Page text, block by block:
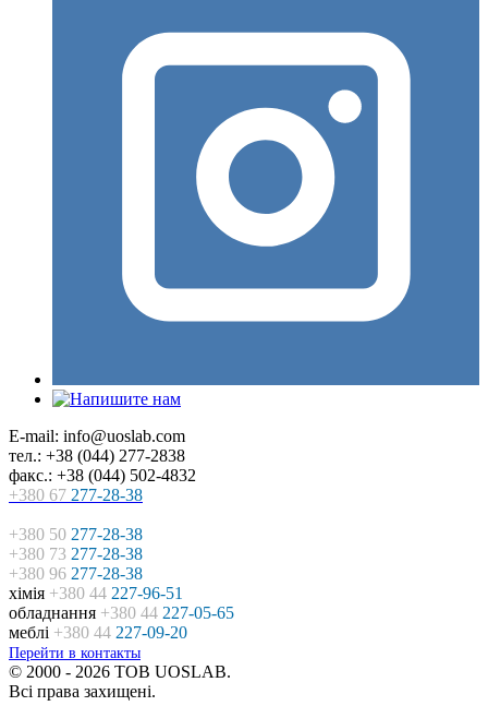
E-mail: info@uoslab.com
тел.: +38 (044) 277-2838
факс.: +38 (044) 502-4832
+380 67 277-28-38
+380 50 277-28-38
+380 73 277-28-38
+380 96 277-28-38
хімія +380 44 227-96-51
обладнання +380 44 227-05-65
меблі +380 44 227-09-20
Перейти в контакты
© 2000 - 2026 ТОВ UOSLAB.
Всі права захищені.